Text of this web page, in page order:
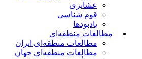
عشایری
قوم شناسی
یادبودها
مطالعات منطقه‌ای
مطالعات منطقه‌ای ایران
مطالعات منطقه‌ای جهان